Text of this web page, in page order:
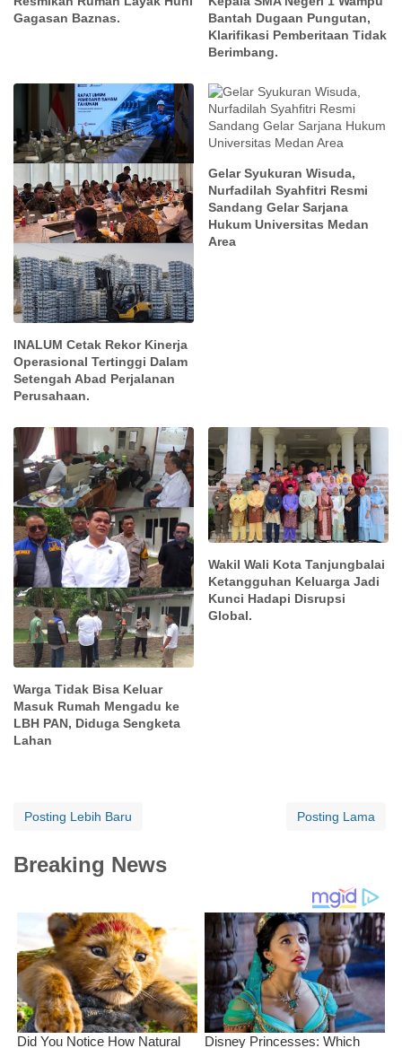
Gagasan Baznas.
Bantah Dugaan Pungutan,
Klarifikasi Pemberitaan Tidak
Berimbang.
INALUM Cetak Rekor Kinerja
Operasional Tertinggi Dalam
Setengah Abad Perjalanan
Perusahaan.
Gelar Syukuran Wisuda,
Nurfadilah Syahfitri Resmi
Sandang Gelar Sarjana
Hukum Universitas Medan
Area
Warga Tidak Bisa Keluar
Masuk Rumah Mengadu ke
LBH PAN, Diduga Sengketa
Lahan
Wakil Wali Kota Tanjungbalai
Ketangguhan Keluarga Jadi
Kunci Hadapi Disrupsi
Global.
Posting Lebih Baru Posting Lama
Breaking News